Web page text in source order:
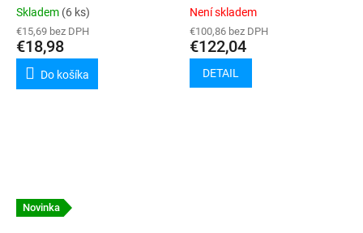
Skladem (6 ks)
€15,69 bez DPH
€18,98
Do košíka
50ks
Není skladem
€100,86 bez DPH
€122,04
DETAIL
Novinka